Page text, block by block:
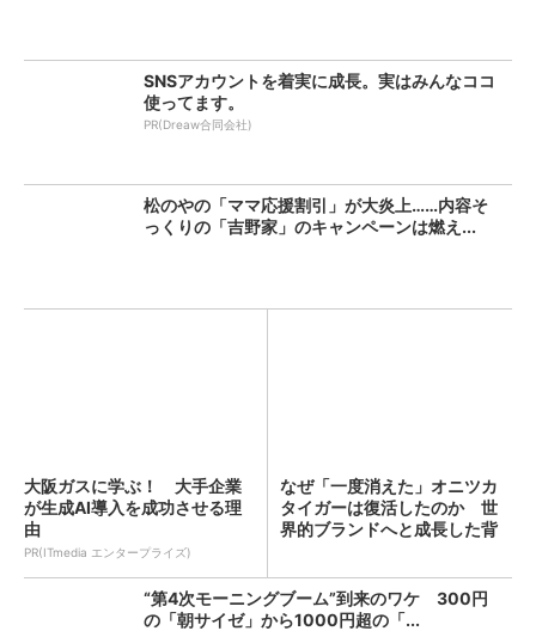
SNSアカウントを着実に成長。実はみんなココ
使ってます。
PR(Dreaw合同会社)
松のやの「ママ応援割引」が大炎上……内容そ
っくりの「吉野家」のキャンペーンは燃え...
大阪ガスに学ぶ！ 大手企業
が生成AI導入を成功させる理
由
PR(ITmedia エンタープライズ)
なぜ「一度消えた」オニツカ
タイガーは復活したのか 世
界的ブランドへと成長した背
“第4次モーニングブーム”到来のワケ 300円
の「朝サイゼ」から1000円超の「...